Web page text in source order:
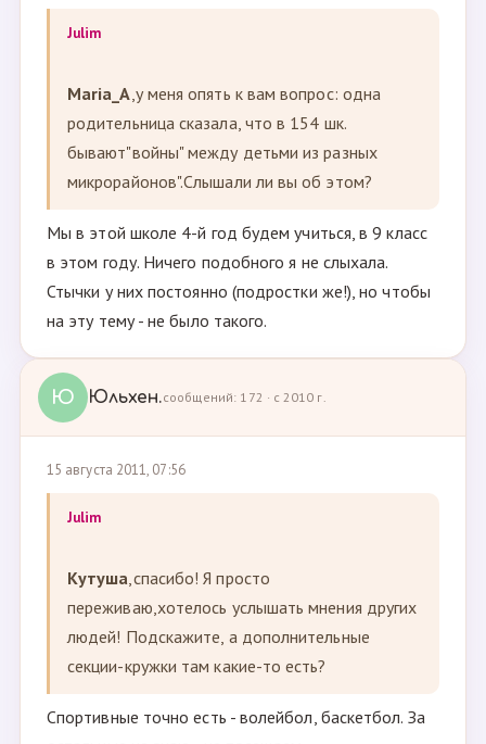
Julim
Maria_A,у меня опять к вам вопрос: одна
родительница сказала, что в 154 шк.
бывают"войны" между детьми из разных
микрорайонов".Слышали ли вы об этом?
Мы в этой школе 4-й год будем учиться, в 9 класс
в этом году. Ничего подобного я не слыхала.
Стычки у них постоянно (подростки же!), но чтобы
на эту тему - не было такого.
Ю Юльхен.сообщений: 172 · с 2010 г.
15 августа 2011, 07:56
Julim
Кутуша,спасибо! Я просто
переживаю,хотелось услышать мнения других
людей! Подскажите, а дополнительные
секции-кружки там какие-то есть?
Спортивные точно есть - волейбол, баскетбол. За